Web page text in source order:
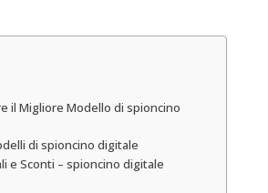
il Migliore Modello di spioncino
di spioncino digitale
e Sconti – spioncino digitale